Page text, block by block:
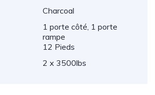
Charcoal
1 porte côté, 1 porte
rampe
12 Pieds
2 x 3500lbs